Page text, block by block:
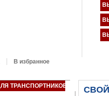
В избранное
ТРАНСПОРТНИКОВ ОТ